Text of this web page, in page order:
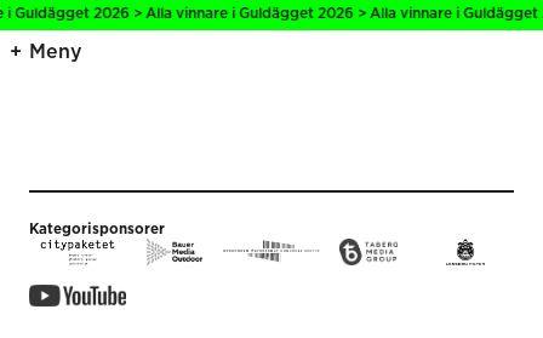
Guldägget 2026 > Alla vinnare i Guldägget 2026 > Alla vinnare i
Meny
Kategorisponsorer